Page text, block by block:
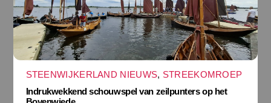
STEENWIJKERLAND NIEUWS, STREEKOMROEP
Indrukwekkend schouwspel van zeilpunters op het